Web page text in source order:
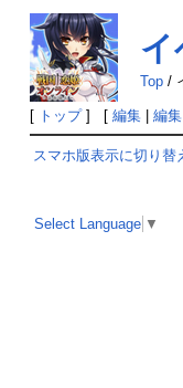
イ
Top/
[ トップ] [ 編集| 編集
スマホ版表示に切り替
Select Language ▼